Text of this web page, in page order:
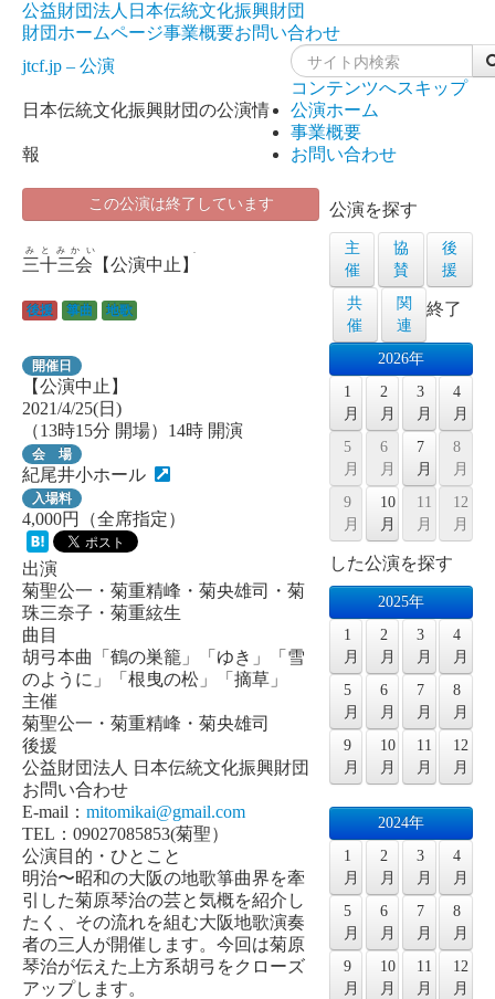
公益財団法人日本伝統文化振興財団
財団ホームページ事業概要お問い合わせ
jtcf.jp – 公演
日本伝統文化振興財団の公演情
報
コンテンツへスキップ
公演ホーム
事業概要
お問い合わせ
この公演は終了しています
三十三会【公演中止】
みとみかい .
後援 箏曲 地歌
開催日
【公演中止】
2021/4/25(日)
（13時15分 開場）14時 開演
会 場
紀尾井小ホール
入場料
4,000円（全席指定）
出演
菊聖公一・菊重精峰・菊央雄司・菊
珠三奈子・菊重絃生
曲目
胡弓本曲「鶴の巣籠」「ゆき」「雪
のように」「根曳の松」「摘草」
主催
菊聖公一・菊重精峰・菊央雄司
後援
公益財団法人 日本伝統文化振興財団
お問い合わせ
E-mail： mitomikai@gmail.com
TEL：09027085853(菊聖）
公演目的・ひとこと
明治〜昭和の大阪の地歌箏曲界を牽
引した菊原琴治の芸と気概を紹介し
たく、その流れを組む大阪地歌演奏
者の三人が開催します。今回は菊原
琴治が伝えた上方系胡弓をクローズ
アップします。
公演を探す
主
催
協
賛
後
援
共
催
関
連
2026年
1
月
2
月
3
月
4
月
5
月
6
月
7
月
8
月
9
月
10
月
11
月
12
月
終了
した公演を探す
2025年
1
月
2
月
3
月
4
月
5
月
6
月
7
月
8
月
9
月
10
月
11
月
12
月
2024年
1
月
2
月
3
月
4
月
5
月
6
月
7
月
8
月
9
月
10
月
11
月
12
月